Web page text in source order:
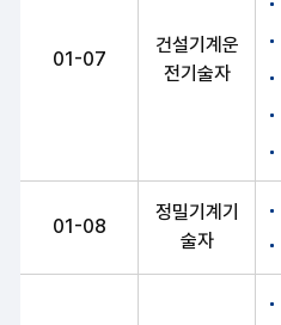
01-07
건설기계운
전기술자
01-08
정밀기계기
술자